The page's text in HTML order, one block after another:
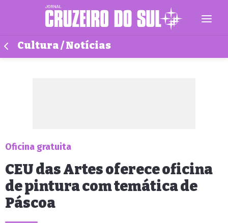
Cultura / Notícias
Oficina gratuita
CEU das Artes oferece oficina
de pintura com temática de
Páscoa